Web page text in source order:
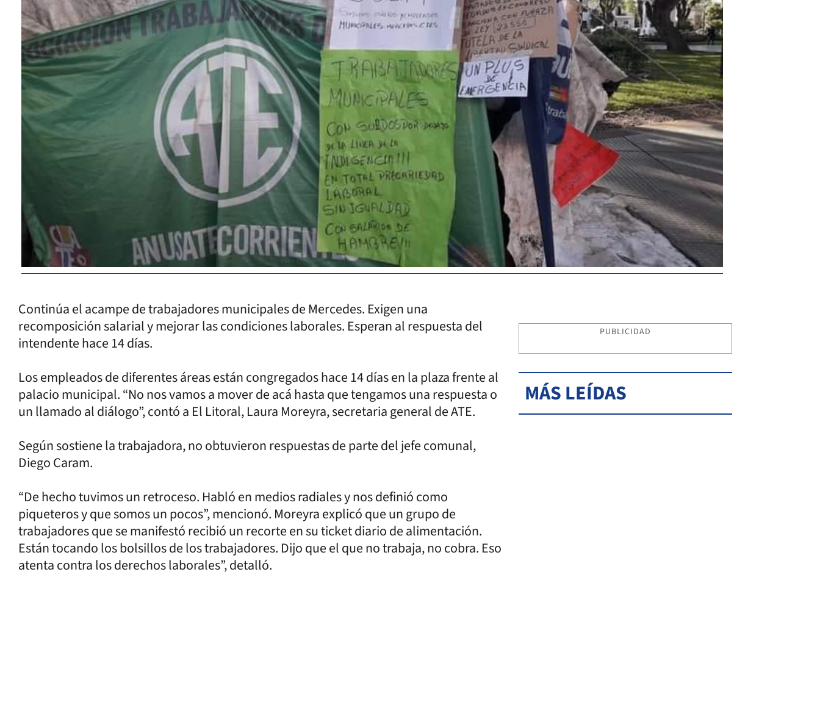
Continúa el acampe de trabajadores municipales de Mercedes. Exigen una
recomposición salarial y mejorar las condiciones laborales. Esperan al respuesta del
intendente hace 14 días.
Los empleados de diferentes áreas están congregados hace 14 días en la plaza frente al
palacio municipal. “No nos vamos a mover de acá hasta que tengamos una respuesta o
un llamado al diálogo”, contó a El Litoral, Laura Moreyra, secretaria general de ATE.
Según sostiene la trabajadora, no obtuvieron respuestas de parte del jefe comunal,
Diego Caram.
“De hecho tuvimos un retroceso. Habló en medios radiales y nos definió como
piqueteros y que somos un pocos”, mencionó. Moreyra explicó que un grupo de
trabajadores que se manifestó recibió un recorte en su ticket diario de alimentación.
Están tocando los bolsillos de los trabajadores. Dijo que el que no trabaja, no cobra. Eso
atenta contra los derechos laborales”, detalló.
PUBLICIDAD
MÁS LEÍDAS